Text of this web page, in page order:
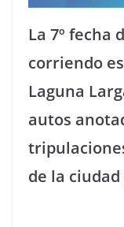
La 7º fecha
corriendo
Laguna
autos
de la ciudad